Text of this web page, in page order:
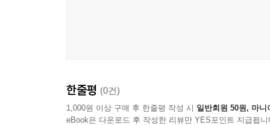
한줄평 (0건)
1,000원 이상 구매 후 한줄평 작성 시 일반회원 50원, 마니
eBook은 다운로드 후 작성한 리뷰만 YES포인트 지급됩니